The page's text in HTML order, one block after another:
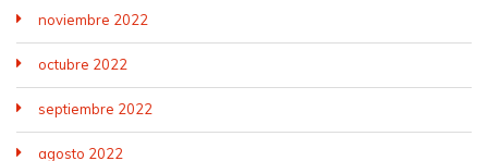
noviembre 2022
octubre 2022
septiembre 2022
agosto 2022